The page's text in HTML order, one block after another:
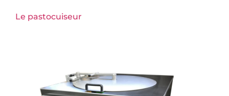
Le pastocuiseur